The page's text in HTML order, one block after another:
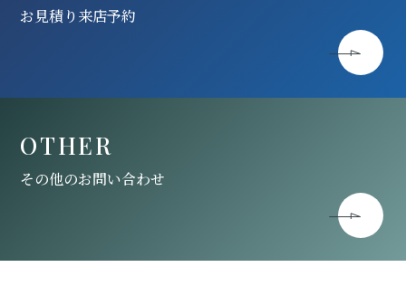
お見積り来店予約
OTHER
その他のお問い合わせ